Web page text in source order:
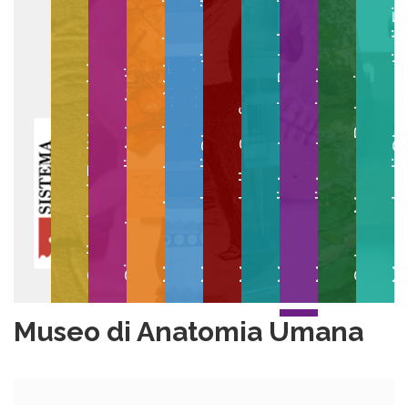
Collezioni EgittologicheGipsoteca di Arte AnticaMuseo Anatomico VeterinarioMuseo degli Strumenti per il CalcoloMuseo della GraficaMuseo di Anatomia PatologicaMuseo di Anatomia UmanaOrto e Museo BotanicoMuseo degli
Museo di Anatomia Umana